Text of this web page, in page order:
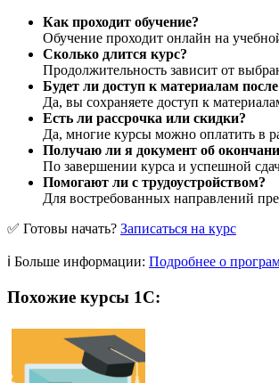
Как проходит обучение?
Обучение проходит онлайн на
Сколько длится курс?
Продолжительность зависит от
Будет ли доступ к материалам
Да, вы сохраняете доступ к
Есть ли рассрочка или скидки?
Да, многие курсы можно оплатить в
Получаю ли я документ об
По завершении курса и успешной
Помогают ли с трудоустройством?
Для востребованных направлений
✅ Готовы начать? Записаться на курс
ℹ️ Больше информации: Подробнее о
Похожие курсы 1С: